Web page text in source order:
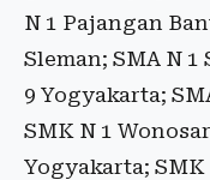
N 1 Pajangan
Sleman; SMA N
9 Yogyakarta;
SMK N 1
Yogyakarta;